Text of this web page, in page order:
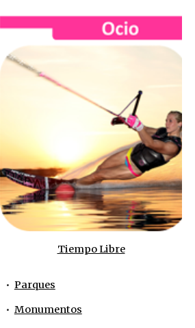
Tiempo Libre
• Parques
• Monumentos